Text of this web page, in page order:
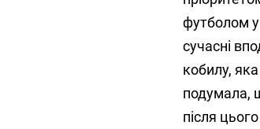
футболом у
сучасні
кобилу,
подумала,
після